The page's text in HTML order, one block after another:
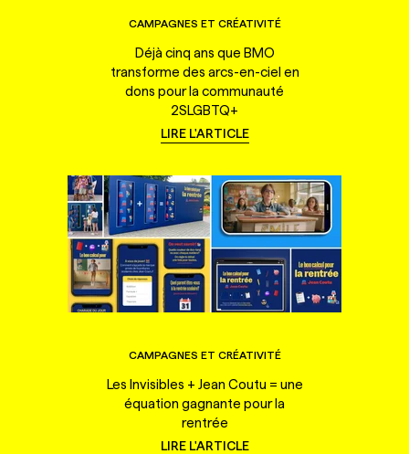
CAMPAGNES ET CRÉATIVITÉ
Déjà cinq ans que BMO
transforme des arcs-en-ciel en
dons pour la communauté
2SLGBTQ+
LIRE L'ARTICLE
CAMPAGNES ET CRÉATIVITÉ
Les Invisibles + Jean Coutu = une
équation gagnante pour la
rentrée
LIRE L'ARTICLE